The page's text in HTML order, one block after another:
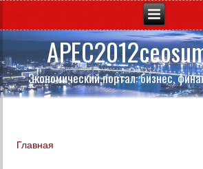
Экономический портал: бизнес,
Вы здесь
Главная